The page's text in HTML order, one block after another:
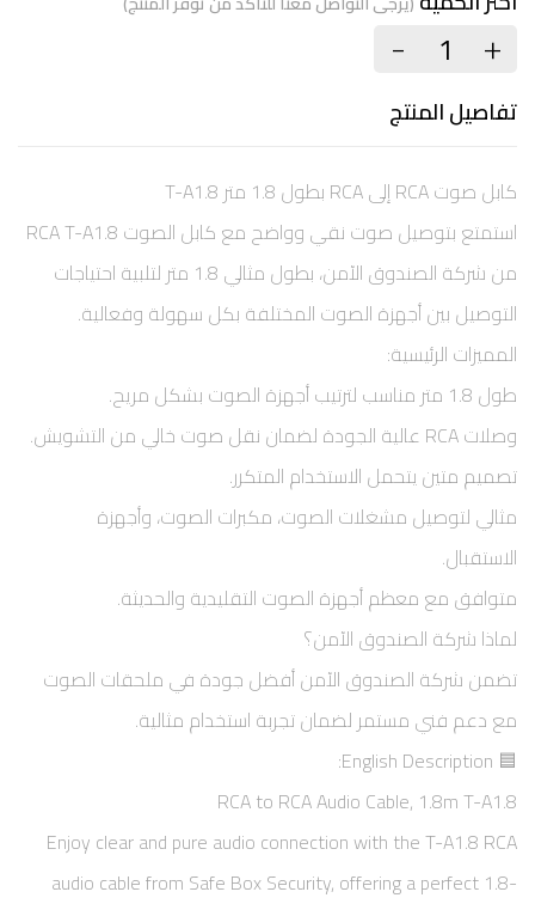
+
-
تفاصيل المنتج
كابل صوت RCA إلى RCA بطول 1.8 متر T-A1.8
استمتع بتوصيل صوت نقي وواضح مع كابل الصوت RCA T-A1.8
من شركة الصندوق الآمن، بطول مثالي 1.8 متر لتلبية احتياجات
التوصيل بين أجهزة الصوت المختلفة بكل سهولة وفعالية.
المميزات الرئيسية:
طول 1.8 متر مناسب لترتيب أجهزة الصوت بشكل مريح.
وصلات RCA عالية الجودة لضمان نقل صوت خالي من التشويش.
تصميم متين يتحمل الاستخدام المتكرر.
مثالي لتوصيل مشغلات الصوت، مكبرات الصوت، وأجهزة
الاستقبال.
متوافق مع معظم أجهزة الصوت التقليدية والحديثة.
لماذا شركة الصندوق الآمن؟
تضمن شركة الصندوق الآمن أفضل جودة في ملحقات الصوت
مع دعم فني مستمر لضمان تجربة استخدام مثالية.
🟦 English Description:
RCA to RCA Audio Cable, 1.8m T-A1.8
Enjoy clear and pure audio connection with the T-A1.8 RCA
audio cable from Safe Box Security, offering a perfect 1.8-